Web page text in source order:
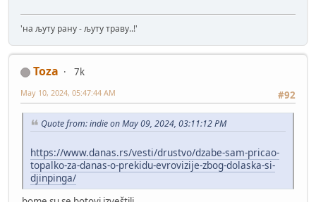
'на љуту рану - љуту траву..!'
Toza
7k
#92
May 10, 2024, 05:47:44 AM
Quote from: indie on May 09, 2024, 03:11:12 PM
https://www.danas.rs/vesti/drustvo/dzabe-sam-pricao-
topalko-za-danas-o-prekidu-evrovizije-zbog-dolaska-si-
djinpinga/